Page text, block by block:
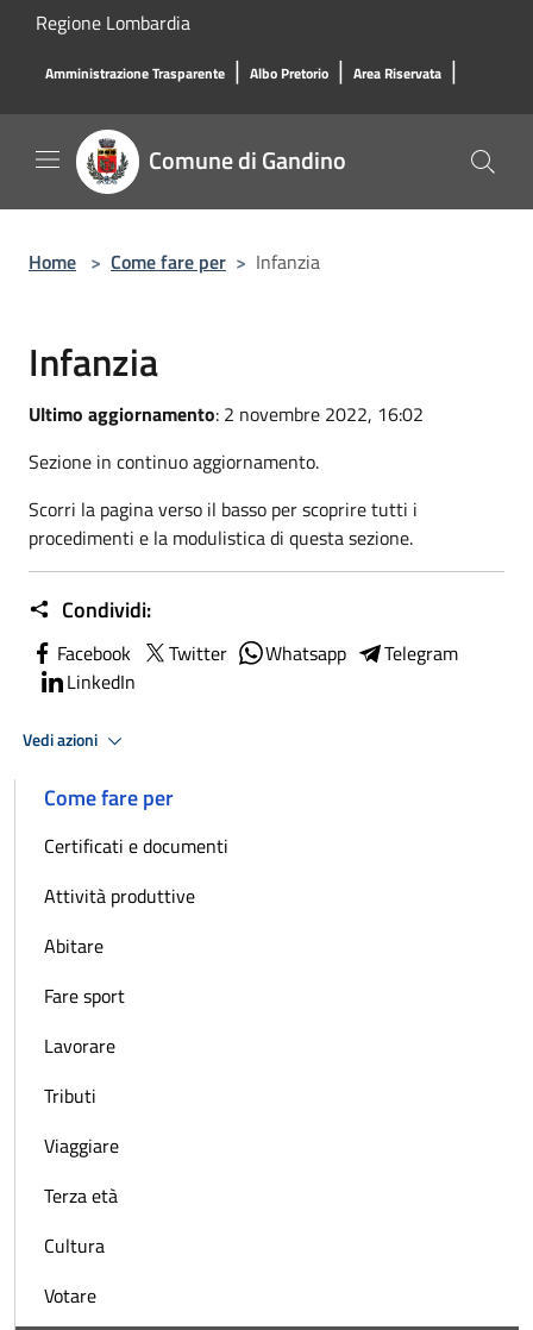
Salta al contenuto principale
Regione Lombardia
Amministrazione Trasparente | Albo Pretorio | Area Riservata |
Comune di Gandino
Home > Come fare per > Infanzia
Infanzia
Ultimo aggiornamento: 2 novembre 2022, 16:02
Sezione in continuo aggiornamento.
Scorri la pagina verso il basso per scoprire tutti i
procedimenti e la modulistica di questa sezione.
Condividi:
Facebook Twitter Whatsapp
Telegram
LinkedIn
Vedi azioni
Come fare per
Certificati e documenti
Attività produttive
Abitare
Fare sport
Lavorare
Tributi
Viaggiare
Terza età
Cultura
Votare